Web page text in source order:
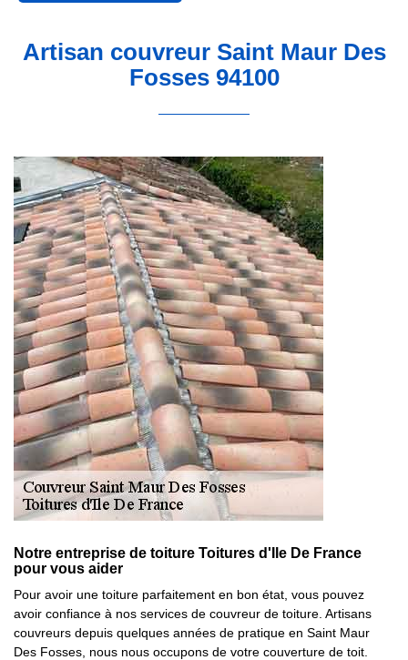
Artisan couvreur Saint Maur Des
Fosses 94100
Notre entreprise de toiture Toitures d'Ile De France
pour vous aider
Pour avoir une toiture parfaitement en bon état, vous pouvez
avoir confiance à nos services de couvreur de toiture. Artisans
couvreurs depuis quelques années de pratique en Saint Maur
Des Fosses, nous nous occupons de votre couverture de toit.